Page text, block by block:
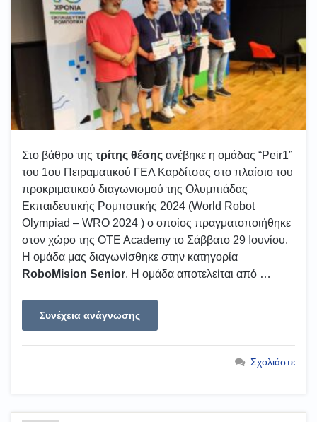
Στo βάθρο της τρίτης θέσης ανέβηκε η ομάδας “Peir1”
του 1ου Πειραματικού ΓΕΛ Καρδίτσας στο πλαίσιο του
προκριματικού διαγωνισμού της Ολυμπιάδας
Εκπαιδευτικής Ρομποτικής 2024 (World Robot
Olympiad – WRO 2024 ) ο οποίος πραγματοποιήθηκε
στον χώρο της OTE Academy τo Σάββατο 29 Ιουνίου.
Η ομάδα μας διαγωνίσθηκε στην κατηγορία
RoboMision Senior. Η ομάδα αποτελείται από …
Συνέχεια ανάγνωσης
Σχολιάστε